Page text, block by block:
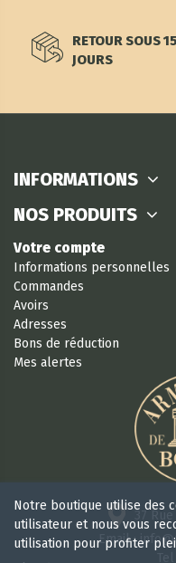
RETOUR SOUS 15
JOURS
INFORMATIONS
NOS PRODUITS
Votre compte
Informations personnelles
Commandes
Avoirs
Adresses
Bons de réduction
Mes alertes
37
Email :
Notre boutique utilise des
utilisateur et nous vous
utilisation pour profiter